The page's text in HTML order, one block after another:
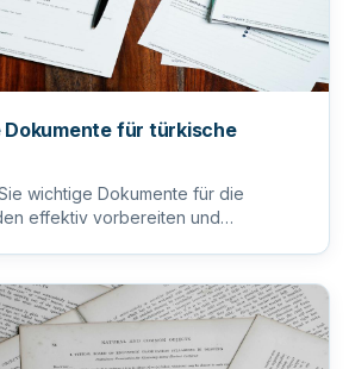
Dokumente für türkische
wichtige Dokumente für die
effektiv vorbereiten und